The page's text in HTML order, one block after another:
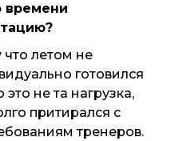
времени
летом не
готовился
не та нагрузка,
притирался с
тренеров.